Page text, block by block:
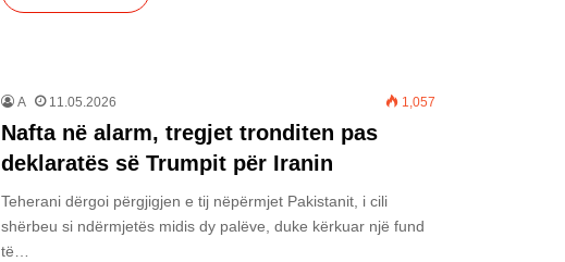
A 11.05.2026 1,057
Nafta në alarm, tregjet tronditen pas
deklaratës së Trumpit për Iranin
Teherani dërgoi përgjigjen e tij nëpërmjet Pakistanit, i cili
shërbeu si ndërmjetës midis dy palëve, duke kërkuar një fund
të…